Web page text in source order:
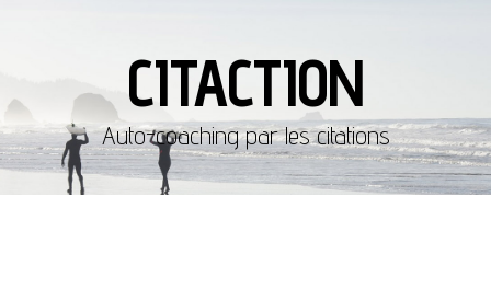
CITACTION
Auto-coaching par les citations